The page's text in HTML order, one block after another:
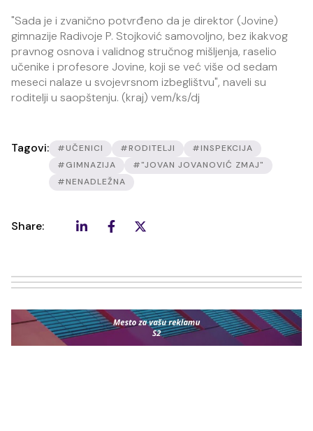
"Sada je i zvanično potvrđeno da je direktor (Jovine)
gimnazije Radivoje P. Stojković samovoljno, bez ikakvog
pravnog osnova i validnog stručnog mišljenja, raselio
učenike i profesore Jovine, koji se već više od sedam
meseci nalaze u svojevrsnom izbeglištvu", naveli su
roditelji u saopštenju. (kraj) vem/ks/dj
Tagovi: #UČENICI #RODITELJI
#INSPEKCIJA
#GIMNAZIJA
#"JOVAN JOVANOVIĆ ZMAJ"
#NENADLEŽNA
Share: